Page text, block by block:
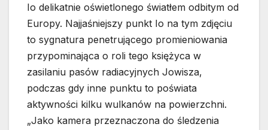
Io delikatnie oświetlonego światłem odbitym od
Europy. Najjaśniejszy punkt Io na tym zdjęciu
to sygnatura penetrującego promieniowania
przypominająca o roli tego księżyca w
zasilaniu pasów radiacyjnych Jowisza,
podczas gdy inne punktu to poświata
aktywności kilku wulkanów na powierzchni.
„Jako kamera przeznaczona do śledzenia